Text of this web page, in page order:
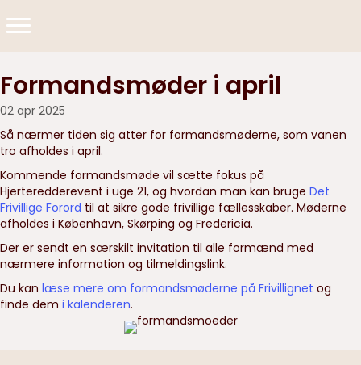
Formandsmøder i april
02 apr 2025
Så nærmer tiden sig atter for formandsmøderne, som vanen
tro afholdes i april.
Kommende formandsmøde vil sætte fokus på
Hjerteredderevent i uge 21, og hvordan man kan bruge Det
Frivillige Forord til at sikre gode frivillige fællesskaber. Møderne
afholdes i København, Skørping og Fredericia.
Der er sendt en særskilt invitation til alle formænd med
nærmere information og tilmeldingslink.
Du kan læse mere om formandsmøderne på Frivillignet og
finde dem i kalenderen.